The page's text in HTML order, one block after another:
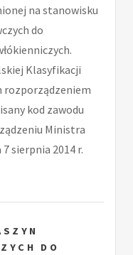
na stanowisku
do
Klasyfikacji
rozporządzeniem
kod zawodu
Ministra
sierpnia 2014 r.
DO